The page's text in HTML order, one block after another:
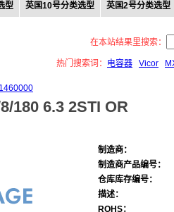
型 英国10号分类选型 英国2号分类选型
在本站结果里搜索：
热门搜索词： 电容器 Vicor
180 6.3 2STI OR
制造商：
制造商产品编号：
仓库库存编号：
描述：
ROHS：